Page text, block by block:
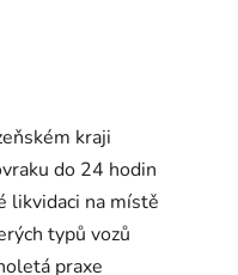
kraji
do 24 hodin
likvidaci na místě
typů vozů
praxe